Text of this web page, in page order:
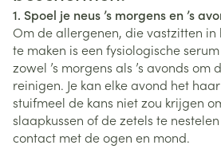
1. Spoel je neus ’s morgens en ’s
Om de allergenen, die vastzitten in
te maken is een fysiologische
zowel ’s morgens als ’s avonds om
reinigen. Je kan elke avond het
stuifmeel de kans niet zou krijgen
slaapkussen of de zetels te
contact met de ogen en mond.